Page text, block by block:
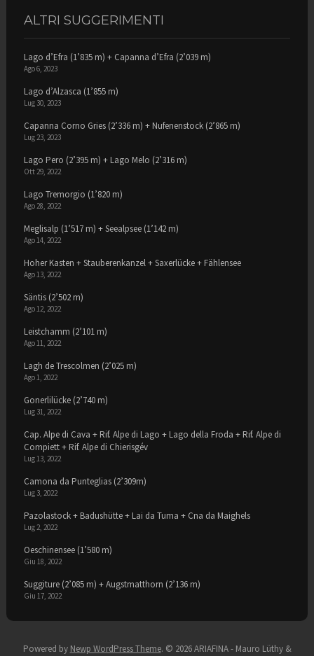
ALTRI SUGGERIMENTI
Lago d’Efra (1’835 m) + Capanna d’Efra (2’039 m)
Ago 6, 2023
Lago d’Alzasca (1’855 m)
Lug 30, 2023
Capanna Corno Gries (2’336 m) + Nufenenstock (2’865 m)
Lug 23, 2023
Lago Pero (2’395 m) + Lago Melo (2’316 m)
Ott 29, 2022
Lago Tremorgio (1’820 m)
Ago 28, 2022
Meglisalp (1’517 m) + Seealpsee (1’142 m)
Ago 14, 2022
Hoher Kasten + Stauberenkanzel + Saxerlücke + Fählensee
Ago 13, 2022
Säntis (2’502 m)
Ago 12, 2022
Leistchamm (2’101 m)
Ago 11, 2022
Lagh de Trescolmen (2’025 m)
Ago 1, 2022
Gonerlilücke (2’740 m)
Lug 31, 2022
Cap. Alpe di Cava + Rif. Alpe di Lago + Lago della Froda + Rif. Alpe di
Compiett + Rif. Alpe di Chierisgév
Lug 13, 2022
Camona da Punteglias (2’309m)
Lug 3, 2022
Pazolastock + Badushütte + Lai da Tuma + Cna da Maighels
Lug 2, 2022
Oeschinensee (1’580 m)
Giu 18, 2022
Suggiture (2’085 m) + Augstmatthorn (2’136 m)
Giu 17, 2022
Powered by Newp WordPress Theme. © 2026 ARIAFINA - Mauro Lüthy &